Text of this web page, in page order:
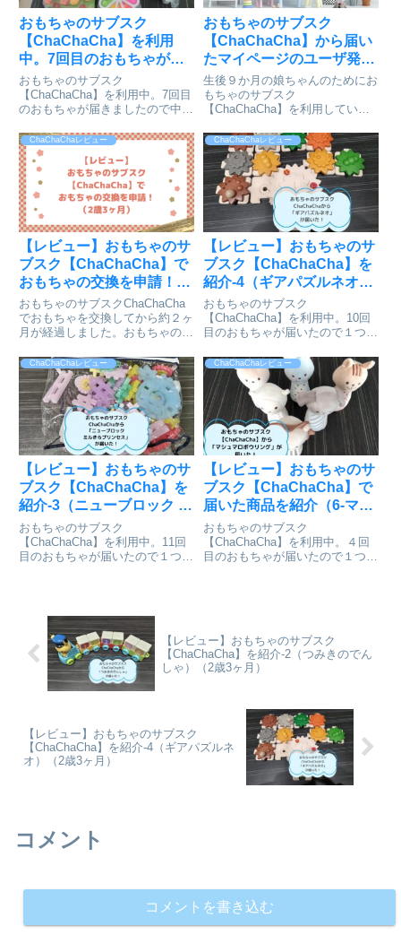
おもちゃのサブスク
【ChaChaCha】を利用
中。7回目のおもちゃが届
いたので中身をご紹介！
おもちゃのサブスク
【ChaChaCha】を利用中。7回目
のおもちゃが届きましたので中身
おもちゃのサブスク
【ChaChaCha】から届い
たマイページのユーザ発行
完了のメール
生後９か月の娘ちゃんのためにお
もちゃのサブスク
【ChaChaCha】を利用していま
了したというmailが届いたのでご
紹介します。
ChaChaChaレビュー
【レビュー】おもちゃのサ
ブスク【ChaChaCha】で
おもちゃの交換を申請！
（2歳3ヶ月）
おもちゃのサブスクChaChaCha
でおもちゃを交換してから約２ヶ
月が経過しました。おもちゃの交
申請を行いました。交換申請の流
れを紹介します。
ChaChaChaレビュー
【レビュー】おもちゃのサ
ブスク【ChaChaCha】を
紹介-4（ギアパズルネオ）
（2歳3ヶ月）
おもちゃのサブスク
【ChaChaCha】を利用中。10回
目のおもちゃが届いたので１つず
「ギアパズルネオ」です。
ChaChaChaレビュー
【レビュー】おもちゃのサ
ブスク【ChaChaCha】を
紹介-3（ニューブロック ミ
ルきらプリンセス）（2歳5
ヶ月）
おもちゃのサブスク
【ChaChaCha】を利用中。11回
目のおもちゃが届いたので１つず
ChaChaChaレビュー
【レビュー】おもちゃのサ
ブスク【ChaChaCha】で
届いた商品を紹介（6-マシ
ュマロボウリング）（1歳3
ヶ月）
おもちゃのサブスク
【ChaChaCha】を利用中。４回
目のおもちゃが届いたので１つず
【レビュー】おもちゃのサブスク
【ChaChaCha】を紹介-2（つみきのでん
しゃ）（2歳3ヶ月）
【レビュー】おもちゃのサブスク
【ChaChaCha】を紹介-4（ギアパズルネ
オ）（2歳3ヶ月）
コメント
コメントを書き込む